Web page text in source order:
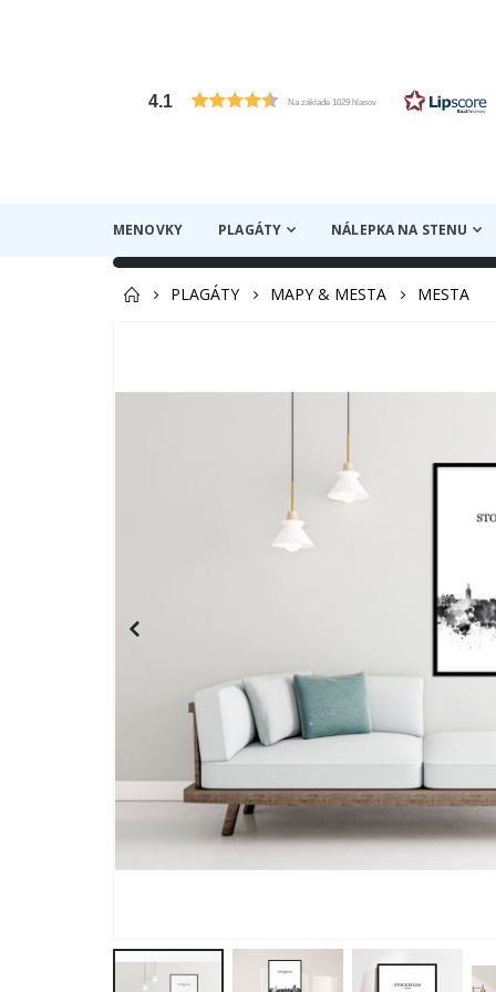
4.1 Na základe 1029 hlasov
MENOVKY PLAGÁTY NÁLEPKA NA STENU
PLAGÁTY MAPY & MESTA
MESTA